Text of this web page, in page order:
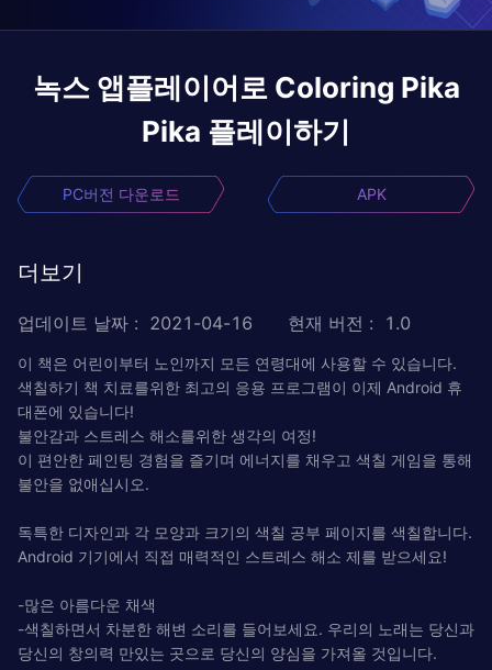
녹스 앱플레이어로 Coloring Pika
Pika 플레이하기
PC버전 다운로드 APK
더보기
업데이트 날짜 : 2021-04-16 현재 버전 : 1.0
이 책은 어린이부터 노인까지 모든 연령대에 사용할 수 있습니다.
색칠하기 책 치료를위한 최고의 응용 프로그램이 이제 Android 휴
대폰에 있습니다!
불안감과 스트레스 해소를위한 생각의 여정!
이 편안한 페인팅 경험을 즐기며 에너지를 채우고 색칠 게임을 통해
불안을 없애십시오.
독특한 디자인과 각 모양과 크기의 색칠 공부 페이지를 색칠합니다.
Android 기기에서 직접 매력적인 스트레스 해소 제를 받으세요!
-많은 아름다운 채색
-색칠하면서 차분한 해변 소리를 들어보세요. 우리의 노래는 당신과
당신의 창의력 만있는 곳으로 당신의 양심을 가져올 것입니다.